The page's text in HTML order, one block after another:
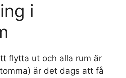
i
flytta ut och alla rum är
är det dags att få